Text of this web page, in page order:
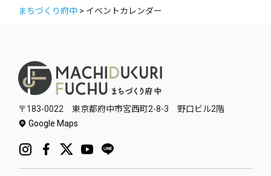
まちづくり府中 > イベントカレンダー
〒183-0022 東京都府中市宮西町2-8-3 野口ビル2階
Google Maps